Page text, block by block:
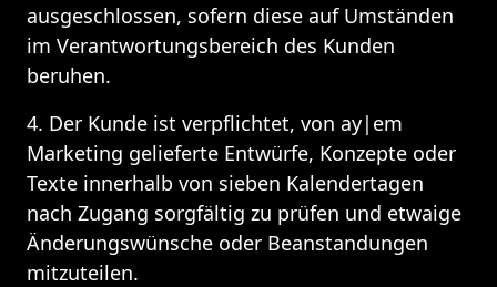
ausgeschlossen, sofern diese auf Umständen
im Verantwortungsbereich des Kunden
beruhen.
4. Der Kunde ist verpflichtet, von ay|em
Marketing gelieferte Entwürfe, Konzepte oder
Texte innerhalb von sieben Kalendertagen
nach Zugang sorgfältig zu prüfen und etwaige
Änderungswünsche oder Beanstandungen
mitzuteilen.